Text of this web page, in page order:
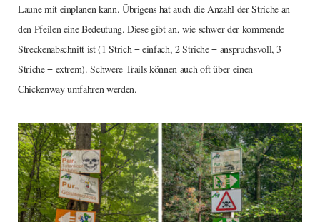
Laune mit einplanen kann. Übrigens hat auch die Anzahl der Striche an
den Pfeilen eine Bedeutung. Diese gibt an, wie schwer der kommende
Streckenabschnitt ist (1 Strich = einfach, 2 Striche = anspruchsvoll, 3
Striche = extrem). Schwere Trails können auch oft über einen
Chickenway umfahren werden.